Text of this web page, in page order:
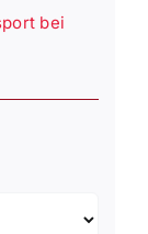
bei